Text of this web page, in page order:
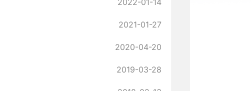
2022-01-14
2021-01-27
2020-04-20
2019-03-28